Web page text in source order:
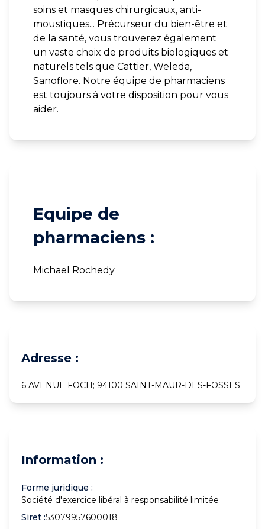
soins et masques chirurgicaux, anti-
moustiques... Précurseur du bien-être et
de la santé, vous trouverez également
un vaste choix de produits biologiques et
naturels tels que Cattier, Weleda,
Sanoflore. Notre équipe de pharmaciens
est toujours à votre disposition pour vous
aider.
Equipe de
pharmaciens :
Michael Rochedy
Adresse :
6 AVENUE FOCH; 94100 SAINT-MAUR-DES-FOSSES
Information :
Forme juridique :
Société d'exercice libéral à responsabilité limitée
Siret :53079957600018